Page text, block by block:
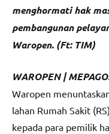
menghormati hak
pembangunan
Waropen. (Ft: TIM)
WAROPEN |
Waropen
lahan Rumah Sakit
kepada para pemilik